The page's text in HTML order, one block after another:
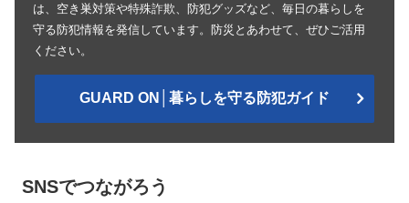
は、空き巣対策や特殊詐欺、防犯グッズなど、毎日の暮らしを
守る防犯情報を発信しています。防災とあわせて、ぜひご活用
ください。
GUARD ON│暮らしを守る防犯ガイド
SNSでつながろう